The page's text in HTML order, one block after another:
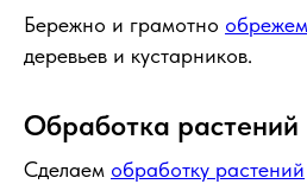
Бережно и грамотно обрежем
деревьев и кустарников.
Обработка растений
Сделаем обработку растений